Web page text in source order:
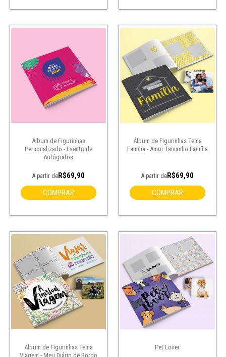
Álbum de Figurinhas
Personalizado - Evento de
Autógrafos
A partir deR$69,90
COMPRAR
Álbum de Figurinhas Tema
Família - Amor Tamanho Família
A partir deR$69,90
COMPRAR
Álbum de Figurinhas Tema
Viagem - Meu Diário de Bordo
Pet Lover